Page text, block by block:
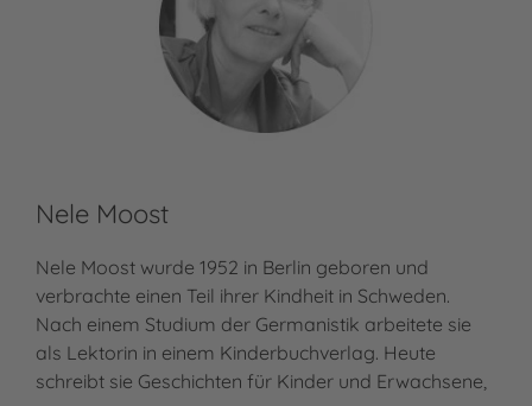
Nele Moost
Nele Moost wurde 1952 in Berlin geboren und
verbrachte einen Teil ihrer Kindheit in Schweden.
Nach einem Studium der Germanistik arbeitete sie
als Lektorin in einem Kinderbuchverlag. Heute
schreibt sie Geschichten für Kinder und Erwachsene,